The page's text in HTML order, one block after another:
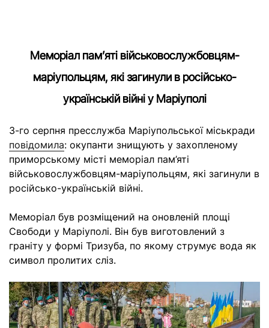
Меморіал пам’яті військовослужбовцям-
маріупольцям, які загинули в російсько-
українській війні у Маріуполі
3-го серпня пресслужба Маріупольської міськради
повідомила: окупанти знищують у захопленому
приморському місті меморіал пам’яті
військовослужбовцям-маріупольцям, які загинули в
російсько-українській війні.
Меморіал був розміщений на оновленій площі
Свободи у Маріуполі. Він був виготовлений з
граніту у формі Тризуба, по якому струмує вода як
символ пролитих сліз.